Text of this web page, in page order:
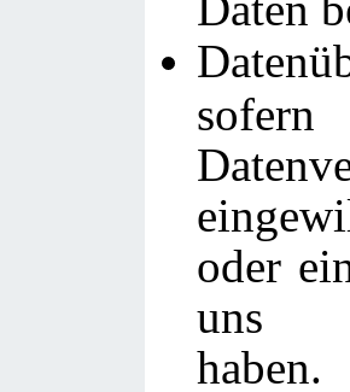
oder
uns
haben.